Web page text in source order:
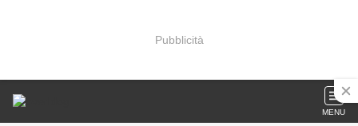
Pubblicità
MENU